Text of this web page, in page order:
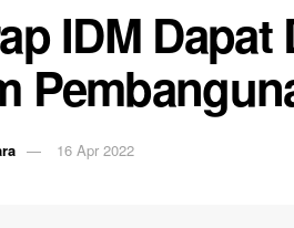
IDM
16 Apr 2022